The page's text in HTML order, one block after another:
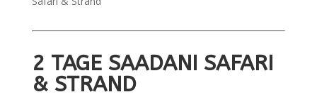
2 TAGE SAADANI SAFARI
& STRAND